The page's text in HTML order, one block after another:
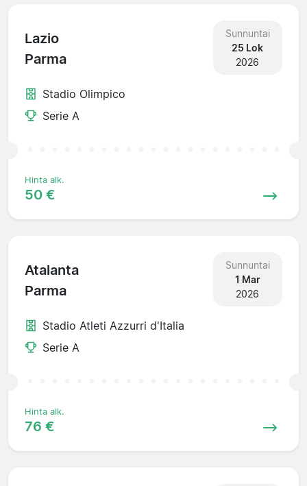
Lazio
Parma
Sunnuntai
25 Lok
2026
Stadio Olimpico
Serie A
Hinta alk.
50 €
Atalanta
Parma
Sunnuntai
1 Mar
2026
Stadio Atleti Azzurri d'Italia
Serie A
Hinta alk.
76 €